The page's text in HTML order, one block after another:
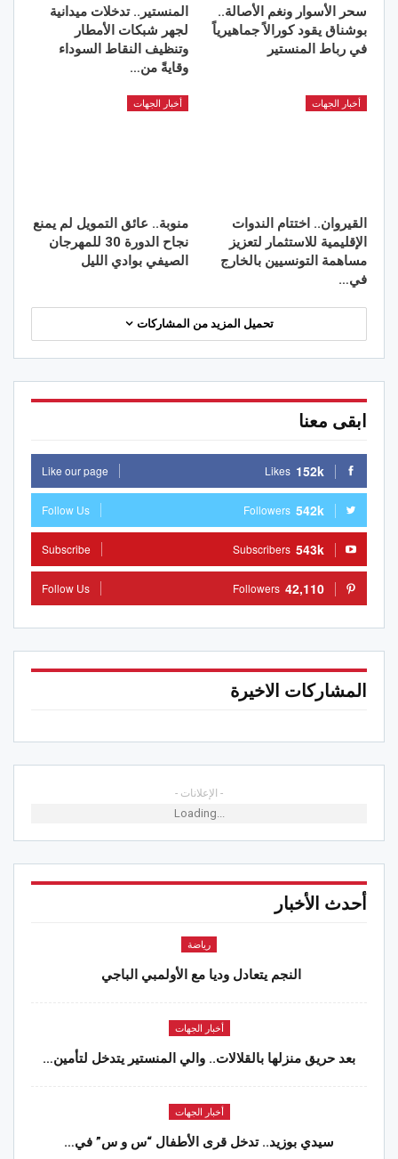
سحر الأسوار ونغم الأصالة..
بوشناق يقود كورالاً جماهيرياً
في رباط المنستير
المنستير.. تدخلات ميدانية
لجهر شبكات الأمطار
وتنظيف النقاط السوداء
وقايةً من…
أخبار الجهات
القيروان.. اختتام الندوات
الإقليمية للاستثمار لتعزيز
مساهمة التونسيين بالخارج
في…
أخبار الجهات
منوبة.. عائق التمويل لم يمنع
نجاح الدورة 30 للمهرجان
الصيفي بوادي الليل
تحميل المزيد من المشاركات
ابقى معنا
152k
Likes
Like our page
542k
Followers
Follow Us
543k
Subscribers
Subscribe
42,110
Followers
Follow Us
المشاركات الاخيرة
- الإعلانات -
Loading...
أحدث الأخبار
رياضة
النجم يتعادل وديا مع الأولمبي الباجي
أخبار الجهات
بعد حريق منزلها بالقلالات.. والي المنستير يتدخل لتأمين…
أخبار الجهات
سيدي بوزيد.. تدخل قرى الأطفال “س و س” في…